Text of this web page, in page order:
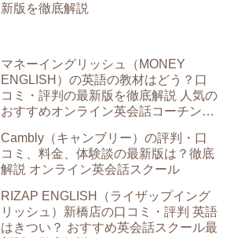
新版を徹底解説
マネーイングリッシュ（MONEY
ENGLISH）の英語の教材はどう？口
コミ・評判の最新版を徹底解説 人気の
おすすめオンライン英会話コーチング
Cambly（キャンブリー）の評判・口
コミ、料金、体験談の最新版は？徹底
解説 オンライン英会話スクール
RIZAP ENGLISH（ライザップイング
リッシュ）新橋店の口コミ・評判 英語
はきつい？ おすすめ英会話スクール最